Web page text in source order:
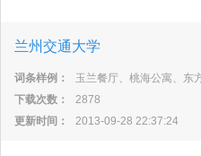
兰州交通大学
词条样例：
玉兰餐厅、桃海公寓、东
下载次数：
2878
更新时间：
2013-09-28 22:37:24